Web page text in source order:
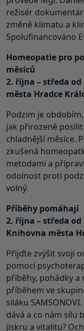
režisér
změně klimatu a
Spolufinancováno
Homeopatie pro
měsíců
2. října – středa od
města Hradce
Podzim je
jak přirozeně
chladnější měsíce.
zkušená
metodami a
odolnost proti
volný.
Příběhy pomáhají
2. října – středa od
Knihovna města
Přijďte zvýšit svoji
pomocí
příběhy, pohádky a
příběhem ve
siláku
dává a co nám sílu
jiskru a vitalitu?